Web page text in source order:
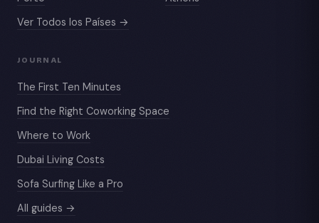
Ver Todos los Países →
JOURNAL
The First Ten Minutes
Find the Right Coworking Space
Where to Work
Dubai Living Costs
Sofa Surfing Like a Pro
All guides →